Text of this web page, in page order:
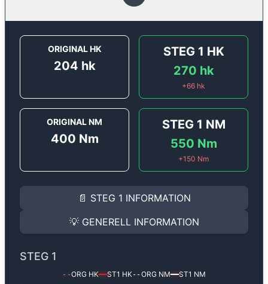
ORIGINAL HK
204 hk
STEG 1 HK
270 hk
+66 hk
ORIGINAL NM
400 Nm
STEG 1 NM
550 Nm
+150 Nm
📄 STEG 1 INFORMATION
INFORMATION
Steg 1
Audi A6 3.0 V6 TDi - 204
Effekten ökar från204 hktill270 hkoch
(+66 hk & +150 Nm).
Ger mer effekt, högre vridmoment, lägre
Steg 1 mjukvara justerar vi ett antal
💡 GENERELL INFORMATION
✅ All mjukvara är skräddarsydd för din bil
✅ Felsökning inann samt efter optimering
STEG 1
--ORG HK━━ST1 HK--ORG NM━━ST1 NM